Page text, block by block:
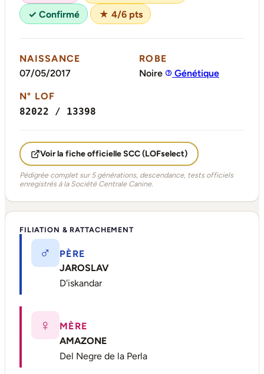
✓ Confirmé
★ 4/6 pts
NAISSANCE
07/05/2017
ROBE
Noire
Génétique
N° LOF
82022 / 13398
Voir la fiche officielle SCC (LOFselect)
Pédigrée complet sur 5 générations, descendance, tests officiels
enregistrés à la Société Centrale Canine.
FILIATION & RATTACHEMENT
♂
PÈRE
JAROSLAV
D'iskandar
♀
MÈRE
AMAZONE
Del Negre de la Perla